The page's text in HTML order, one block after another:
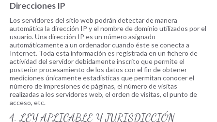
Direcciones IP
Los servidores del sitio web podrán detectar de manera
automática la dirección IP y el nombre de dominio utilizados por el
usuario. Una dirección IP es un número asignado
automáticamente a un ordenador cuando éste se conecta a
Internet. Toda esta información es registrada en un fichero de
actividad del servidor debidamente inscrito que permite el
posterior procesamiento de los datos con el fin de obtener
mediciones únicamente estadísticas que permitan conocer el
número de impresiones de páginas, el número de visitas
realizadas a los servidores web, el orden de visitas, el punto de
acceso, etc.
4. LEY APLICABLE Y JURISDICCIÓN